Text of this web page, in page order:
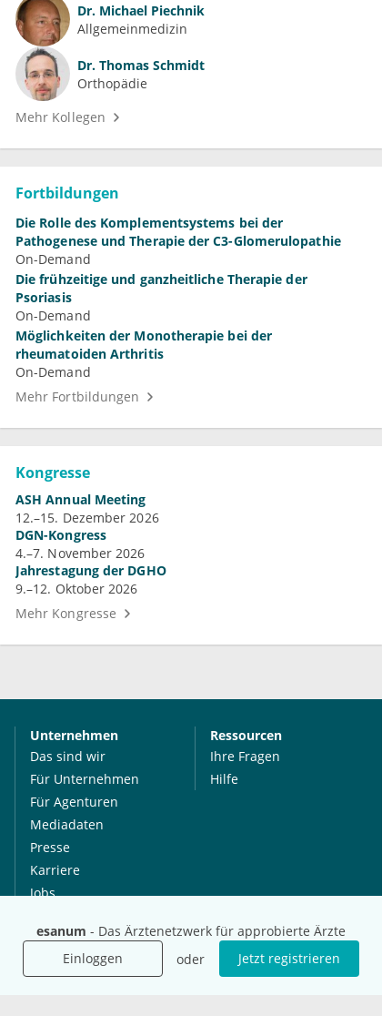
esanum - Das Ärztenetzwerk für approbierte Ärzte
Einloggen
oder Jetzt registrieren
Dr. Michael Piechnik
Allgemeinmedizin
Dr. Thomas Schmidt
Orthopädie
Mehr Kollegen
Fortbildungen
Die Rolle des Komplementsystems bei der
Pathogenese und Therapie der C3-Glomerulopathie
On-Demand
Die frühzeitige und ganzheitliche Therapie der
Psoriasis
On-Demand
Möglichkeiten der Monotherapie bei der
rheumatoiden Arthritis
On-Demand
Mehr Fortbildungen
Kongresse
ASH Annual Meeting
12.–15. Dezember 2026
DGN-Kongress
4.–7. November 2026
Jahrestagung der DGHO
9.–12. Oktober 2026
Mehr Kongresse
Unternehmen
Das sind wir
Für Unternehmen
Für Agenturen
Mediadaten
Presse
Karriere
Jobs
Ressourcen
Ihre Fragen
Hilfe
International
esanum.it
Social Media
Youtube